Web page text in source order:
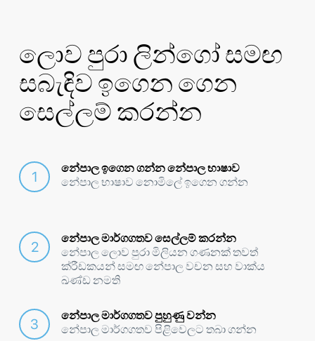
ලොව පුරා ලින්ගෝ සමඟ
සබැඳිව ඉගෙන ගෙන
සෙල්ලම් කරන්න
නේපාල ඉගෙන ගන්න නේපාල භාෂාව
නේපාල භාෂාව නොමිලේ ඉගෙන ගන්න
නේපාල මාර්ගගතව සෙල්ලම් කරන්න
නේපාල ලොව පුරා මිලියන ගණනක් තවත්
ක්රීඩකයන් සමඟ නේපාල වචන සහ වාක්ය
ඛණ්ඩ නමති
නේපාල මාර්ගගතව පුහුණු වන්න
නේපාල මාර්ගගතව පිළිවෙලට තබා ගන්න